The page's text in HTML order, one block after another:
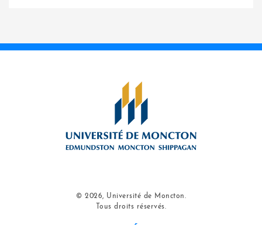
© 2026, Université de Moncton.
Tous droits réservés.